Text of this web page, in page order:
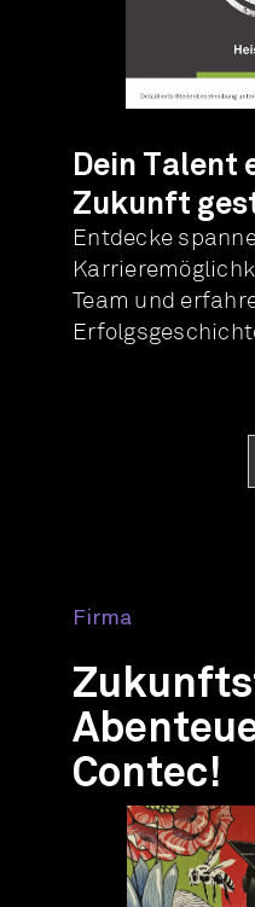
Dein Talent
Zukunft
Entdecke
Team und
Firma
Contec!